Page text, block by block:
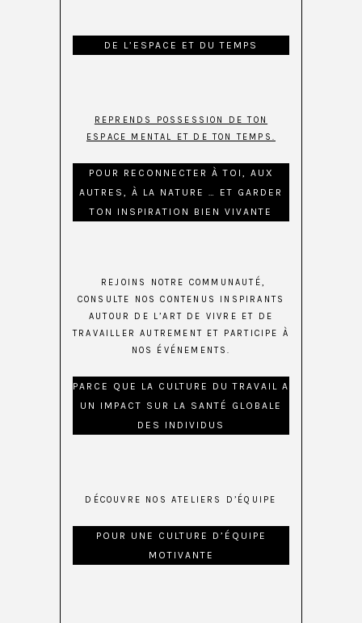
DE L’ESPACE ET DU TEMPS
REPRENDS POSSESSION DE TON
ESPACE MENTAL ET DE TON TEMPS.
POUR RECONNECTER À TOI, AUX
AUTRES, À LA NATURE … ET GARDER
TON INSPIRATION BIEN VIVANTE
REJOINS NOTRE COMMUNAUTÉ,
CONSULTE NOS CONTENUS INSPIRANTS
AUTOUR DE L’ART DE VIVRE ET DE
TRAVAILLER AUTREMENT ET PARTICIPE À
NOS ÉVÉNEMENTS.
PARCE QUE LA CULTURE DU TRAVAIL A
UN IMPACT SUR LA SANTÉ GLOBALE
DES INDIVIDUS
DÉCOUVRE NOS ATELIERS D’ÉQUIPE
POUR UNE CULTURE D’ÉQUIPE
MOTIVANTE